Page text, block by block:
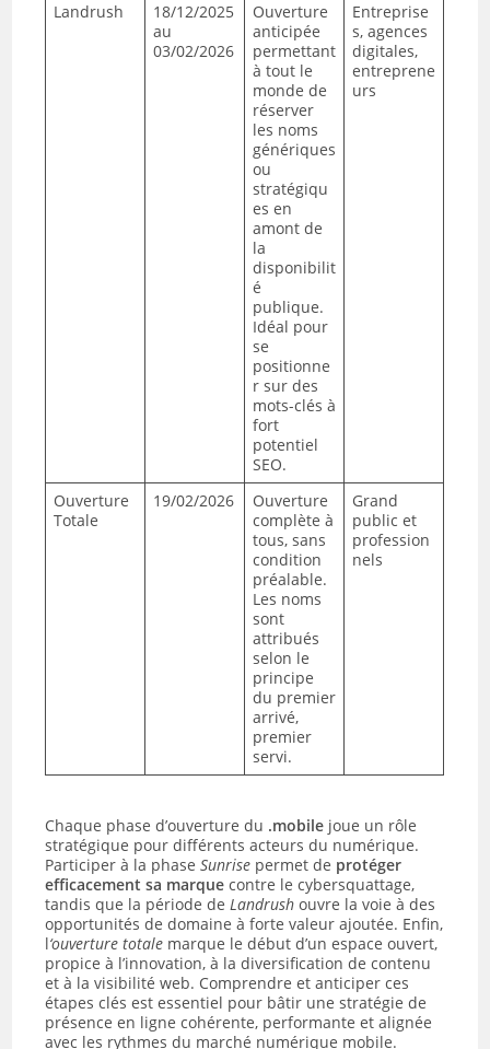
Landrush
18/12/2025
au
03/02/2026
Ouverture
anticipée
permettant
à tout le
monde de
réserver
les noms
génériques
ou
stratégiqu
es en
amont de
la
disponibilit
é
publique.
Idéal pour
se
positionne
r sur des
mots-clés à
fort
potentiel
SEO.
Entreprise
s, agences
digitales,
entreprene
urs
Ouverture
Totale
19/02/2026
Ouverture
complète à
tous, sans
condition
préalable.
Les noms
sont
attribués
selon le
principe
du premier
arrivé,
premier
servi.
Grand
public et
profession
nels
Chaque phase d’ouverture du .mobile joue un rôle
stratégique pour différents acteurs du numérique.
Participer à la phaseSunrise permet de protéger
efficacement sa marque contre le cybersquattage,
tandis que la période de Landrush ouvre la voie à des
opportunités de domaine à forte valeur ajoutée. Enfin,
l‘ouverture totale marque le début d’un espace ouvert,
propice à l’innovation, à la diversification de contenu
et à la visibilité web. Comprendre et anticiper ces
étapes clés est essentiel pour bâtir une stratégie de
présence en ligne cohérente, performante et alignée
avec les rythmes du marché numérique mobile.